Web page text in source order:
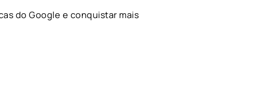
do Google e conquistar mais